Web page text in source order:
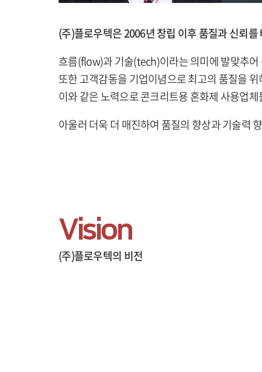
(주)플로우텍은 2006년 창립 이후 품질과 신뢰
흐름(flow)과 기술(tech)이라는 의미에 발맞추
또한 고객감동을 기업이념으로 최고의 품질을
이와 같은 노력으로 콘크리트용 혼화제 사용업
아울러 더욱 더 매진하여 품질의 향상과 기술력
Vision
(주)플로우텍의 비전